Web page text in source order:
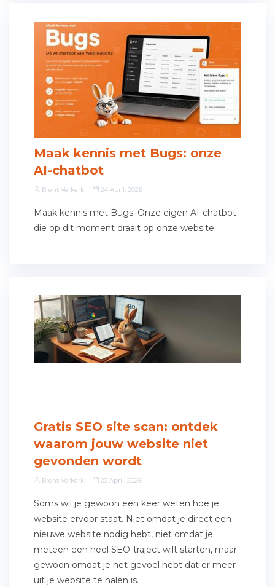
Maak kennis met Bugs: onze
AI-chatbot
Brent Verkerk 24 April, 2026
Maak kennis met Bugs. Onze eigen AI-chatbot
die op dit moment draait op onze website.
Gratis SEO site scan: ontdek
waarom jouw website niet
gevonden wordt
Brent Verkerk 23 April, 2026
Soms wil je gewoon een keer weten hoe je
website ervoor staat. Niet omdat je direct een
nieuwe website nodig hebt, niet omdat je
meteen een heel SEO-traject wilt starten, maar
gewoon omdat je het gevoel hebt dat er meer
uit je website te halen is.